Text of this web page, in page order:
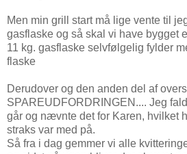
Men min grill start må lige vente til
gasflaske og så skal vi have bygget
11 kg. gasflaske selvfølgelig fylder
flaske
Derudover og den anden del af
SPAREUDFORDRINGEN.... Jeg
går og nævnte det for Karen, hvilket
straks var med på.
Så fra i dag gemmer vi alle